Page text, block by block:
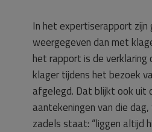
In het expertiserapport zijn
weergegeven dan met
het rapport is de verklaring
klager tijdens het bezoek
afgelegd. Dat blijkt ook uit
aantekeningen van die
zadels staat: “liggen altijd